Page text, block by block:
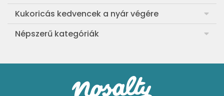
Egyszerű muffin
Aranygaluska
Egyszerű krumplifőzelék
Klasszikus madártej
Pan con Tomate
Paradicsom és paprika eltevése télre
Paradicsomos húsgombóc
Paradicsomos flat tart leveles tésztából
Kukoricás kedvencek a nyár végére
Legfinomabb főtt kukorica
Szójás-vajas grillkukoricák
Népszerű kategóriák